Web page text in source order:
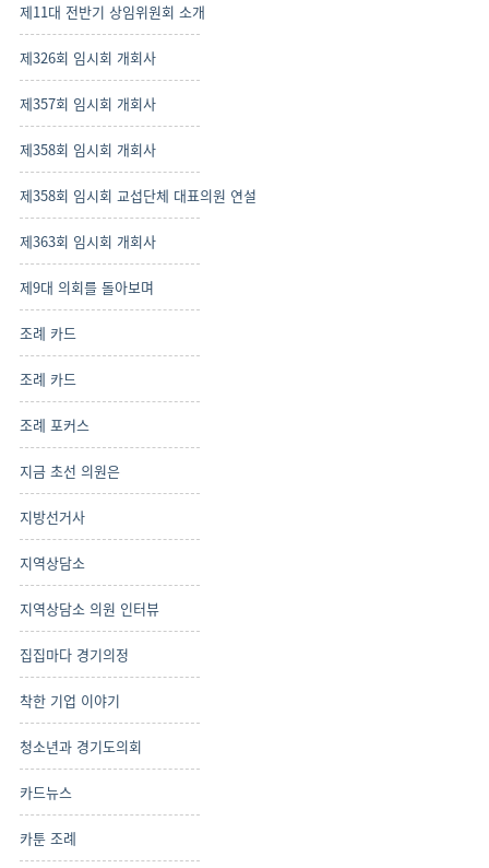
제11대 전반기 상임위원회 소개
제326회 임시회 개회사
제357회 임시회 개회사
제358회 임시회 개회사
제358회 임시회 교섭단체 대표의원 연설
제363회 임시회 개회사
제9대 의회를 돌아보며
조례 카드
조례 카드
조례 포커스
지금 초선 의원은
지방선거사
지역상담소
지역상담소 의원 인터뷰
집집마다 경기의정
착한 기업 이야기
청소년과 경기도의회
카드뉴스
카툰 조례